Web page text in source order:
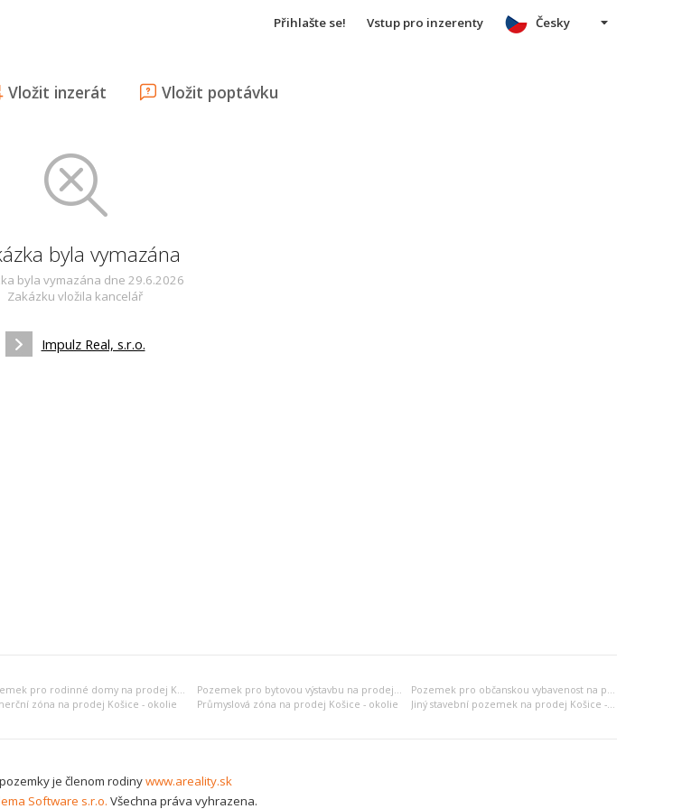
Přihlašte se! Vstup pro inzerenty
Vložit inzerát Vložit poptávku
Česky
byla vymazána
byla vymazána dne 29.6.2026
Zakázku vložila kancelář
Impulz Real, s.r.o.
Pozemek pro rodinné domy na prodej Košice - okolie Pozemek pro bytovou výstavbu na prodej Košice - okolie
Pozemek pro občanskou vybavenost na prodej Košice - okolie
zóna na prodej Košice - okolie Průmyslová zóna na prodej Košice - okolie Jiný stavební pozemek na prodej Košice - okolie
je členom rodinywww.areality.sk
Software s.r.o. Všechna práva vyhrazena.